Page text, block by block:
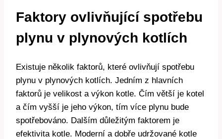
Faktory ovlivňující spotřebu
plynu v plynových kotlích
Existuje několik faktorů, které ovlivňují spotřebu
plynu v plynových kotlích. Jedním z hlavních
faktorů je velikost a výkon kotle. Čím větší je kotel
a čím vyšší je jeho výkon, tím více plynu bude
spotřebováno. Dalším důležitým faktorem je
efektivita kotle. Moderní a dobře udržované kotle